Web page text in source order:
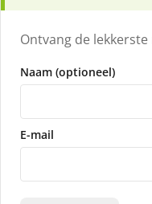
Ontvang de
Naam (optioneel)
E-mail